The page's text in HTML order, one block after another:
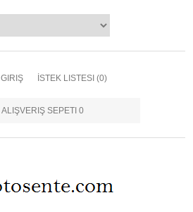
GIRIŞ İSTEK LISTESI (0)
ALIŞVERIŞ SEPETI 0